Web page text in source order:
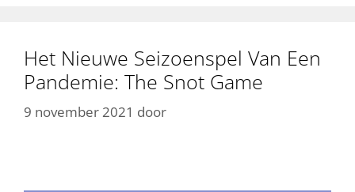
Het Nieuwe Seizoenspel Van Een
Pandemie: The Snot Game
9 november 2021 door